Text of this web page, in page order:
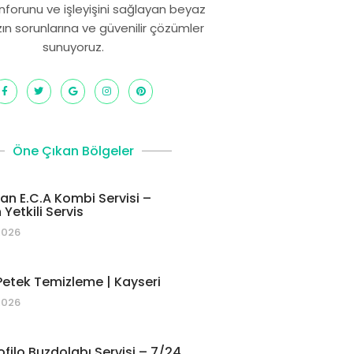
ve işleyişini sağlayan beyaz
sorunlarına ve güvenilir çözümler
sunuyoruz.
Öne Çıkan Bölgeler
E.C.A Kombi Servisi –
Servis
Temizleme | Kayseri